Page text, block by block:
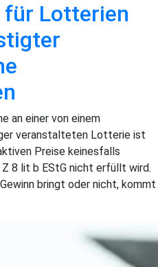
Lotterien
an einer von einem
veranstalteten Lotterie ist
Preise keinesfalls
8 lit b EStG nicht erfüllt wird.
bringt oder nicht, kommt